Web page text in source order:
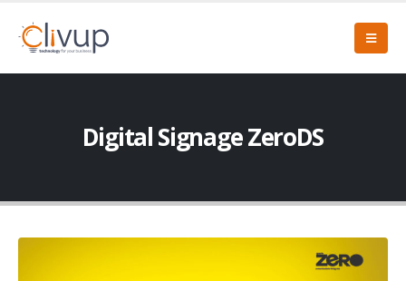
Digital Signage ZeroDS